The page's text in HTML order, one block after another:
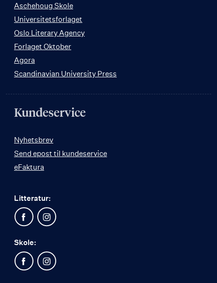
Aschehoug Skole
Universitetsforlaget
Oslo Literary Agency
Forlaget Oktober
Agora
Scandinavian University Press
Kundeservice
Nyhetsbrev
Send epost til kundeservice
eFaktura
Litteratur:
Skole: